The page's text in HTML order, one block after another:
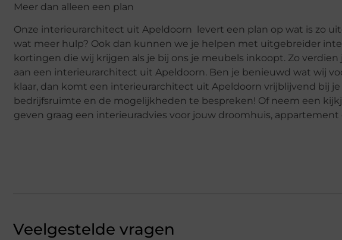
Meer dan alleen een plan
Onze interieurarchitect uit Apeldoorn levert een plan op wat is zo
wat meer hulp? Ook dan kunnen we je helpen met uitgebreider
kortingen die wij krijgen als je bij ons je meubels inkoopt. Zo
aan een interieurarchitect uit Apeldoorn. Ben je benieuwd wat wij
klaar, dan komt een interieurarchitect uit Apeldoorn vrijblijvend bij
bedrijfsruimte en de mogelijkheden te bespreken! Of neem een
geven graag een interieuradvies voor jouw droomhuis, appartement
Veelgestelde vragen